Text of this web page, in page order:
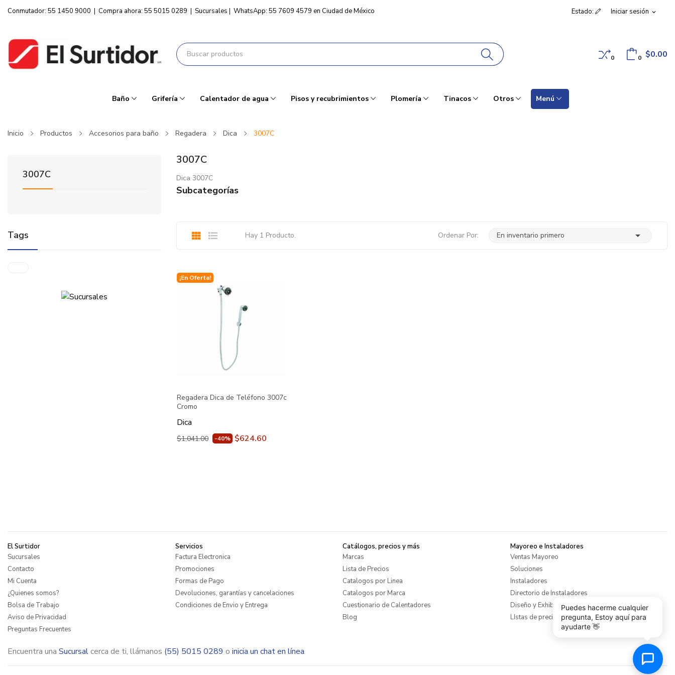
Iniciar sesión expand_more
Conmutador: 55 1450 9000 | Compra ahora: 55 5015 0289 | Sucursales | WhatsApp: 55 7609 4579 en Ciudad de México Estado:
0 $0.00
0
Baño Grifería Calentador de agua Pisos y recubrimientos Plomería Tinacos Otros Menú
Inicio Productos Accesorios para baño Regadera Dica 3007C
3007C
Tags
3007C
Dica 3007C
Subcategorías
Hay 1 Producto. Ordenar Por: En inventario primero 
¡En Oferta!
Regadera Dica de Teléfono 3007c
Cromo
Dica
$1,041.00 -40% $624.60
El Surtidor
Sucursales
Contacto
Mi Cuenta
¿Quienes somos?
Bolsa de Trabajo
Aviso de Privacidad
Preguntas Frecuentes
Servicios
Factura Electronica
Promociones
Formas de Pago
Devoluciones, garantías y cancelaciones
Condiciones de Envio y Entrega
Catálogos, precios y más
Marcas
Lista de Precios
Catalogos por Linea
Catalogos por Marca
Cuestionario de Calentadores
Blog
Mayoreo e Instaladores
Ventas Mayoreo
Soluciones
Instaladores
Directorio de Instaladores
Diseño y Exhibiciones
LIstas de precios mayoreo
Encuentra una Sucursalcerca de ti, llámanos (55) 5015 0289 o inicia un chat en línea
Puedes hacerme cualquier
pregunta, Estoy aquí para
ayudarte 👋